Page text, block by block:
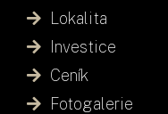
Lokalita
Investice
Ceník
Fotogalerie